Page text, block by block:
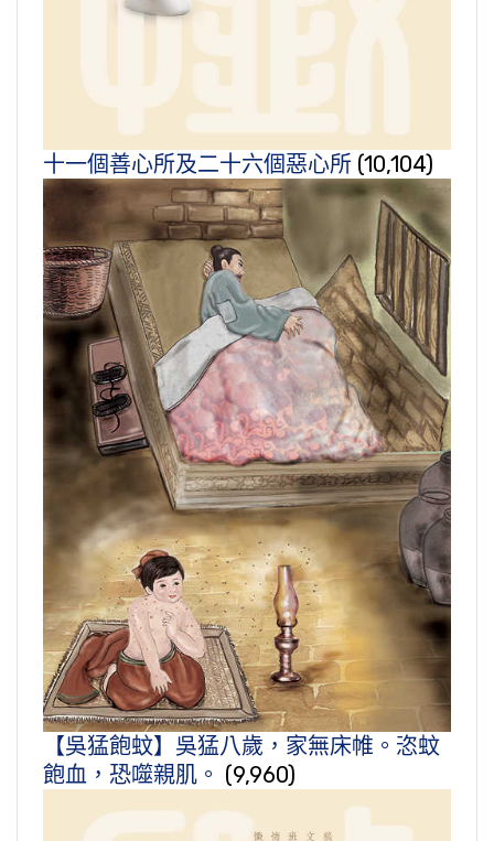
十一個善心所及二十六個惡心所 (10,104)
【吳猛飽蚊】吳猛八歲，家無床帷。恣蚊
飽血，恐噬親肌。 (9,960)